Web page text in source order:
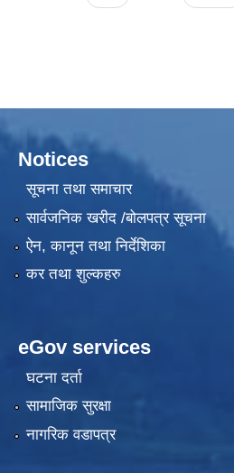
Notices
सूचना तथा समाचार
सार्वजनिक खरीद /बोलपत्र सूचना
ऐन, कानून तथा निर्देशिका
कर तथा शुल्कहरु
eGov services
घटना दर्ता
सामाजिक सुरक्षा
नागरिक वडापत्र